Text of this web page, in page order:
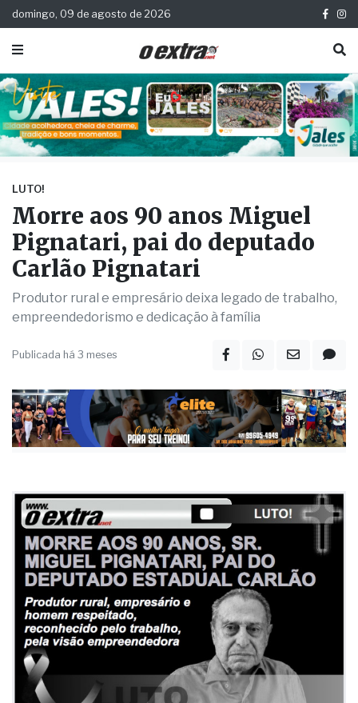
domingo, 09 de agosto de 2026
LUTO!
Morre aos 90 anos Miguel
Pignatari, pai do deputado
Carlão Pignatari
Produtor rural e empresário deixa legado de trabalho,
empreendedorismo e dedicação à família
Publicada há 3 meses